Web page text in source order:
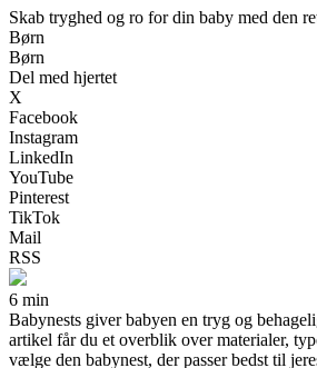
Skab tryghed og ro for din baby med den
Børn
Børn
Del med hjertet
X
Facebook
Instagram
LinkedIn
YouTube
Pinterest
TikTok
Mail
RSS
6 min
Babynests giver babyen en tryg og
artikel får du et overblik over materialer,
vælge den babynest, der passer bedst til